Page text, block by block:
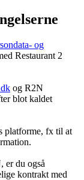
og
Restaurant 2
og R2N
blot kaldet
platforme, fx til at
er du også
kontrakt med